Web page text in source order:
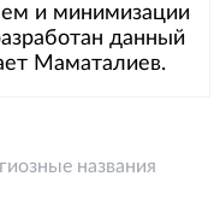
и минимизации
данный
Маматалиев.
названия